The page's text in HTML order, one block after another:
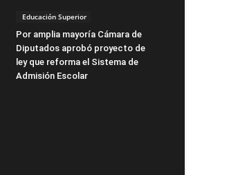
Educación Superior
Por amplia mayoría Cámara de
Diputados aprobó proyecto de
ley que reforma el Sistema de
Admisión Escolar